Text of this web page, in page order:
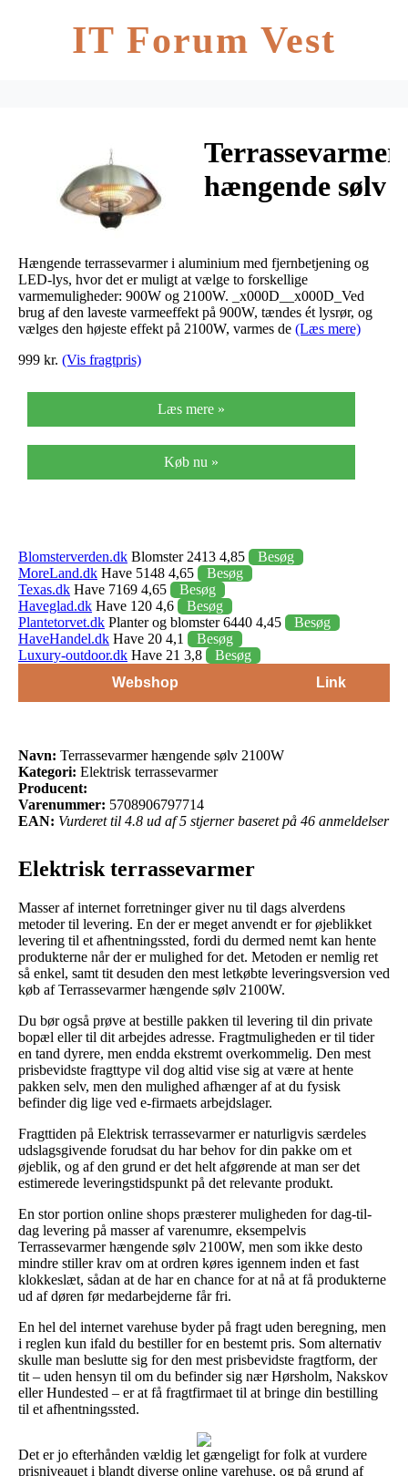
IT Forum Vest
Terrassevarmer
hængende sølv
Hængende terrassevarmer i aluminium med fjernbetjening og
LED-lys, hvor det er muligt at vælge to forskellige
varmemuligheder: 900W og 2100W. _x000D__x000D_Ved
brug af den laveste varmeeffekt på 900W, tændes ét lysrør, og
vælges den højeste effekt på 2100W, varmes de (Læs mere)
999 kr. (Vis fragtpris)
Læs mere »
Køb nu »
Blomsterverden.dk Blomster 2413 4,85
Besøg
MoreLand.dk Have 5148 4,65
Besøg
Texas.dk Have 7169 4,65
Besøg
Haveglad.dk Have 120 4,6
Besøg
Plantetorvet.dk Planter og blomster 6440 4,45
Besøg
HaveHandel.dk Have 20 4,1
Besøg
Luxury-outdoor.dk Have 21 3,8
Besøg
Webshop
Link
Navn: Terrassevarmer hængende sølv 2100W
Kategori: Elektrisk terrassevarmer
Producent:
Varenummer: 5708906797714
EAN: Vurderet til 4.8 ud af 5 stjerner baseret på 46 anmeldelser
Elektrisk terrassevarmer
Masser af internet forretninger giver nu til dags alverdens
metoder til levering. En der er meget anvendt er for øjeblikket
levering til et afhentningssted, fordi du dermed nemt kan hente
produkterne når der er mulighed for det. Metoden er nemlig ret
så enkel, samt tit desuden den mest letkøbte leveringsversion ved
køb af Terrassevarmer hængende sølv 2100W.
Du bør også prøve at bestille pakken til levering til din private
bopæl eller til dit arbejdes adresse. Fragtmuligheden er til tider
en tand dyrere, men endda ekstremt overkommelig. Den mest
prisbevidste fragttype vil dog altid vise sig at være at hente
pakken selv, men den mulighed afhænger af at du fysisk
befinder dig lige ved e-firmaets arbejdslager.
Fragttiden på Elektrisk terrassevarmer er naturligvis særdeles
udslagsgivende forudsat du har behov for din pakke om et
øjeblik, og af den grund er det helt afgørende at man ser det
estimerede leveringstidspunkt på det relevante produkt.
En stor portion online shops præsterer muligheden for dag-til-
dag levering på masser af varenumre, eksempelvis
Terrassevarmer hængende sølv 2100W, men som ikke desto
mindre stiller krav om at ordren køres igennem inden et fast
klokkeslæt, sådan at de har en chance for at nå at få produkterne
ud af døren før medarbejderne får fri.
En hel del internet varehuse byder på fragt uden beregning, men
i reglen kun ifald du bestiller for en bestemt pris. Som alternativ
skulle man beslutte sig for den mest prisbevidste fragtform, der
tit – uden hensyn til om du befinder sig nær Hørsholm, Nakskov
eller Hundested – er at få fragtfirmaet til at bringe din bestilling
til et afhentningssted.
Det er jo efterhånden vældig let gængeligt for folk at vurdere
prisniveauet i blandt diverse online varehuse, og på grund af